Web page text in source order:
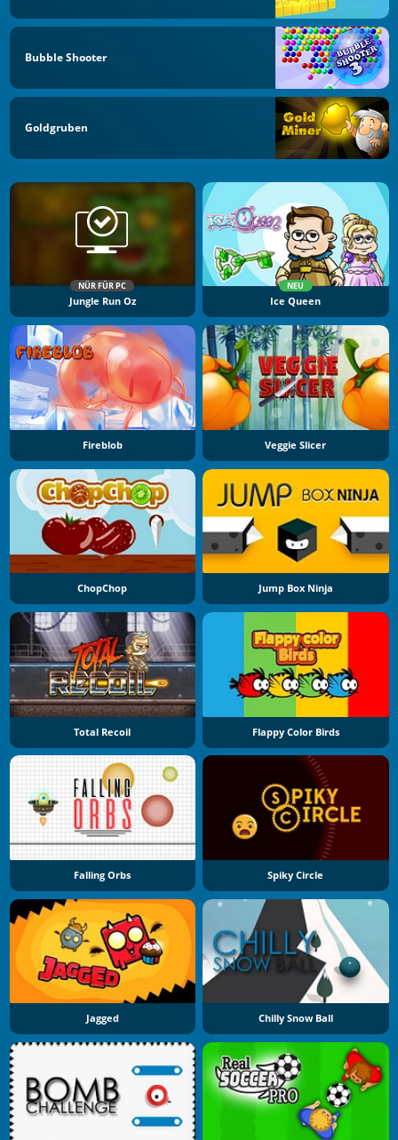
Bubble Shooter
Goldgruben
NÜR FÜR PC
Jungle Run Oz
NEU
Ice Queen
Fireblob Veggie Slicer
ChopChop Jump Box Ninja
Total Recoil Flappy Color Birds
Falling Orbs Spiky Circle
Jagged Chilly Snow Ball